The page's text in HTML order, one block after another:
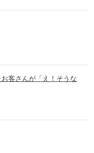
客さんが「え！そうな